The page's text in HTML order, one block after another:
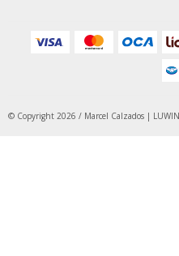
© Copyright 2026 / Marcel Calzados |